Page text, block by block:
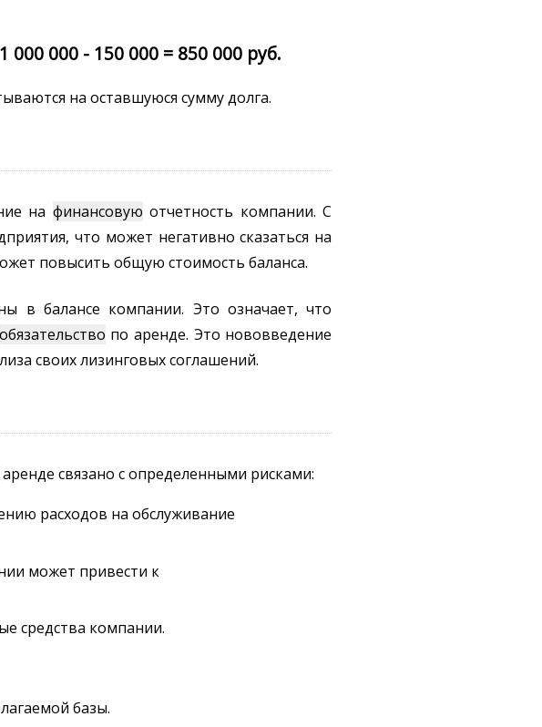
000 - 150 000 = 850 000 руб.
на оставшуюся сумму долга.
на финансовую отчетность компании. С
что может негативно сказаться на
повысить общую стоимость баланса.
в балансе компании. Это означает, что
обязательство по аренде. Это нововведение
своих лизинговых соглашений.
аренде связано с определенными рисками:
расходов на обслуживание
может привести к
средства компании.
базы.